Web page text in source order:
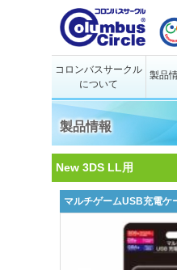
コロンバスサークル
について
製品
製品情報
New 3DS LL用
マルチゲームUSB充電ケ